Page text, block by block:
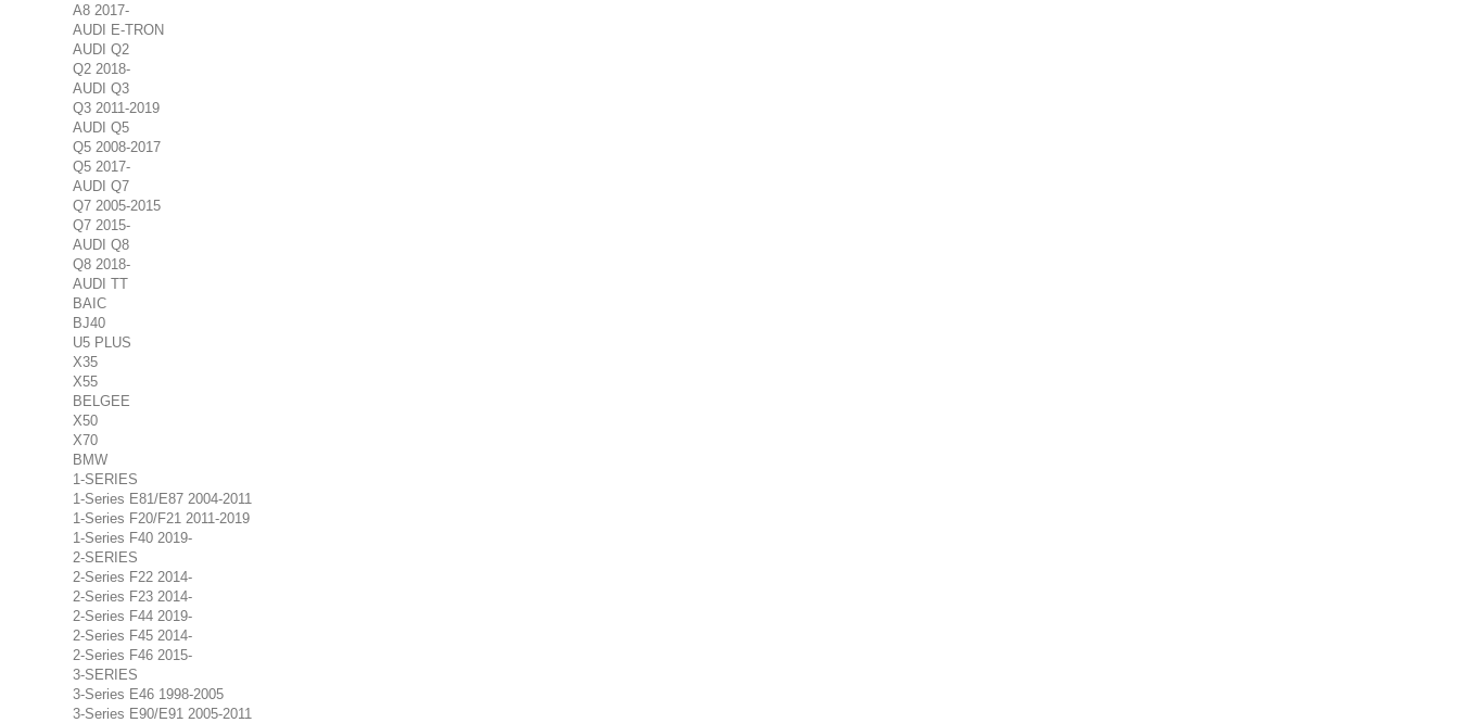
A8 2017-
AUDI E-TRON
AUDI Q2
Q2 2018-
AUDI Q3
Q3 2011-2019
AUDI Q5
Q5 2008-2017
Q5 2017-
AUDI Q7
Q7 2005-2015
Q7 2015-
AUDI Q8
Q8 2018-
AUDI TT
BAIC
BJ40
U5 PLUS
X35
X55
BELGEE
X50
X70
BMW
1-SERIES
1-Series E81/E87 2004-2011
1-Series F20/F21 2011-2019
1-Series F40 2019-
2-SERIES
2-Series F22 2014-
2-Series F23 2014-
2-Series F44 2019-
2-Series F45 2014-
2-Series F46 2015-
3-SERIES
3-Series E46 1998-2005
3-Series E90/E91 2005-2011